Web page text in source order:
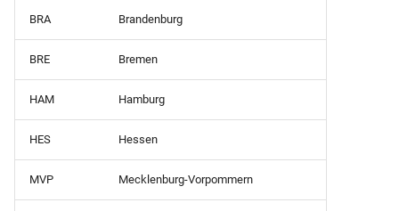
französisch)
Schülerliste (mit
Fächerkürzel)
Zeugnisliste nach
aktive Schueler)
BRA Brandenburg
BRE Bremen
HAM Hamburg
HES Hessen
MVP Mecklenburg-Vorpommern